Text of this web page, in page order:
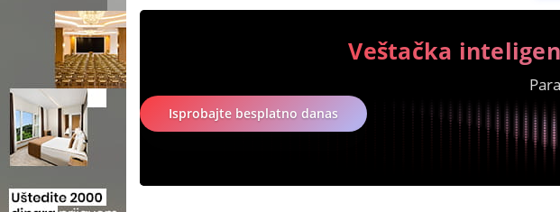
Veštačka
Isprobajte besplatno danas